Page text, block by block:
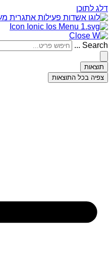
דלג לתוכן
Search ...
תוצאות
צפיה בכל התוצאות